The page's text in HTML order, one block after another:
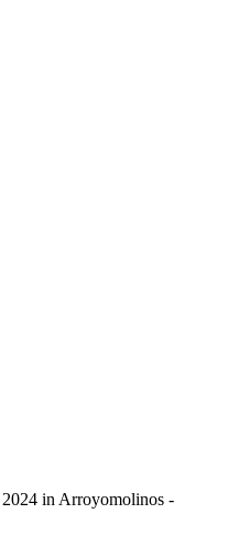
in Arroyomolinos -